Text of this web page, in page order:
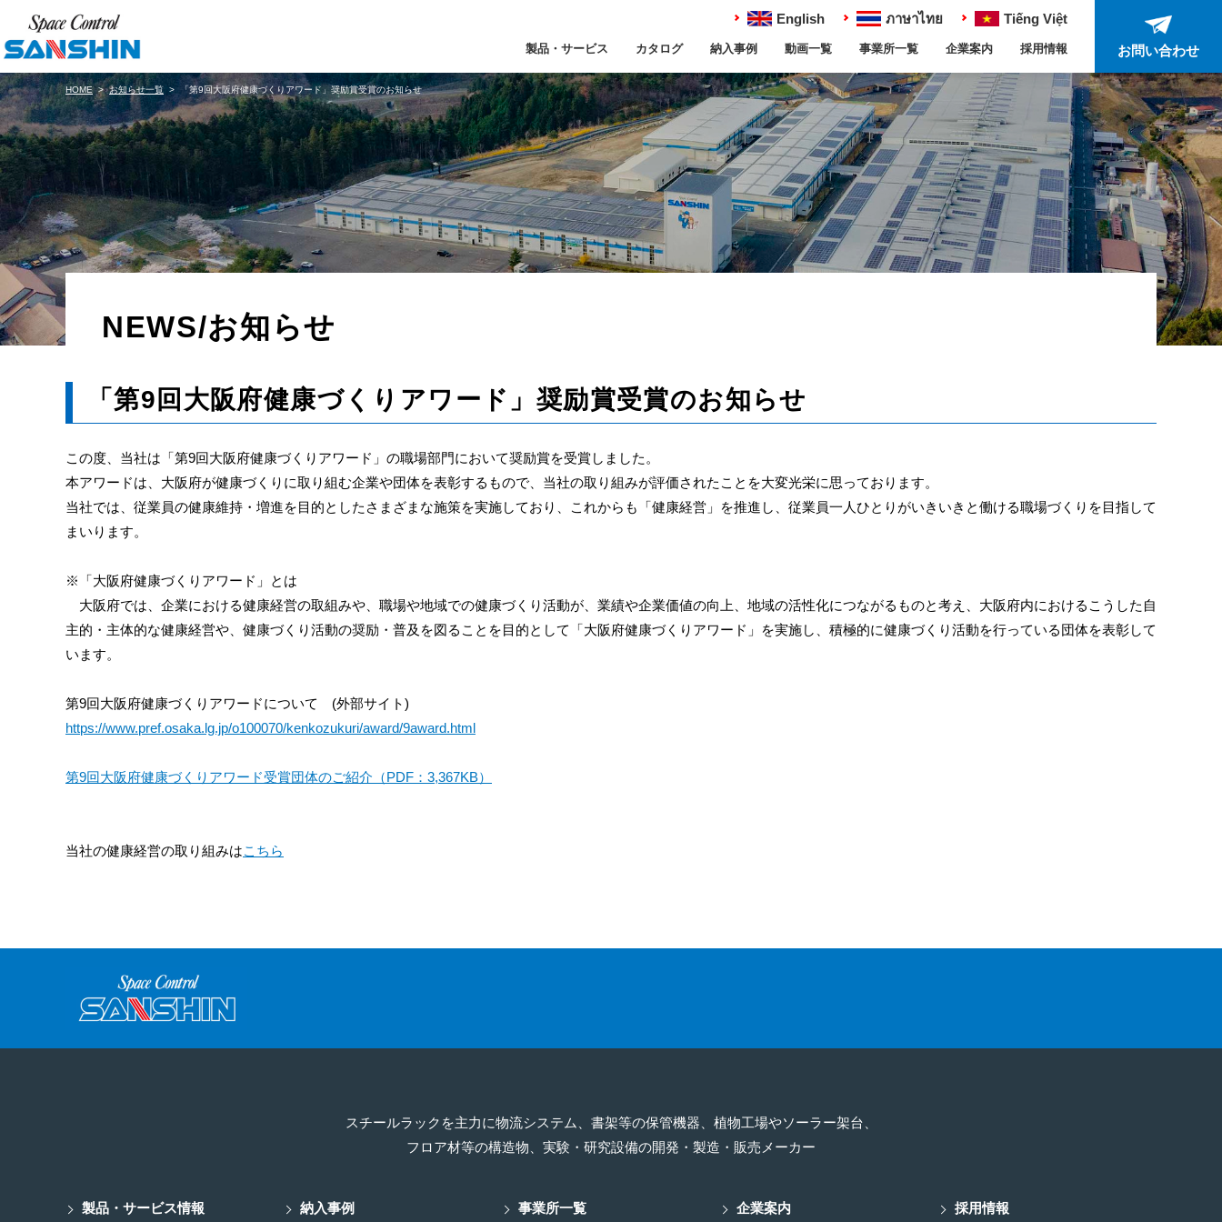
English ภาษาไทย Tiếng Việt
製品・サービス カタログ 納入事例 動画一覧 事業所一覧 企業案内 採用情報 お問い合わせ
HOME お知らせ一覧 「第9回大阪府健康づくりアワード」奨励賞受賞のお知らせ
NEWS/お知らせ
「第9回大阪府健康づくりアワード」奨励賞受賞のお知らせ
この度、当社は「第9回大阪府健康づくりアワード」の職場部門において奨励賞を受賞しました。
本アワードは、大阪府が健康づくりに取り組む企業や団体を表彰するもので、当社の取り組みが評価されたことを大変光栄に思っております。
当社では、従業員の健康維持・増進を目的としたさまざまな施策を実施しており、これからも「健康経営」を推進し、従業員一人ひとりがいきいきと働ける職場づくりを目指して
まいります。
※「大阪府健康づくりアワード」とは
大阪府では、企業における健康経営の取組みや、職場や地域での健康づくり活動が、業績や企業価値の向上、地域の活性化につながるものと考え、大阪府内におけるこうした自
主的・主体的な健康経営や、健康づくり活動の奨励・普及を図ることを目的として「大阪府健康づくりアワード」を実施し、積極的に健康づくり活動を行っている団体を表彰して
います。
第9回大阪府健康づくりアワードについて (外部サイト)
https://www.pref.osaka.lg.jp/o100070/kenkozukuri/award/9award.html
第9回大阪府健康づくりアワード受賞団体のご紹介（PDF：3,367KB）
当社の健康経営の取り組みはこちら
スチールラックを主力に物流システム、書架等の保管機器、植物工場やソーラー架台、
フロア材等の構造物、実験・研究設備の開発・製造・販売メーカー
製品・サービス情報 納入事例 事業所一覧 企業案内 採用情報